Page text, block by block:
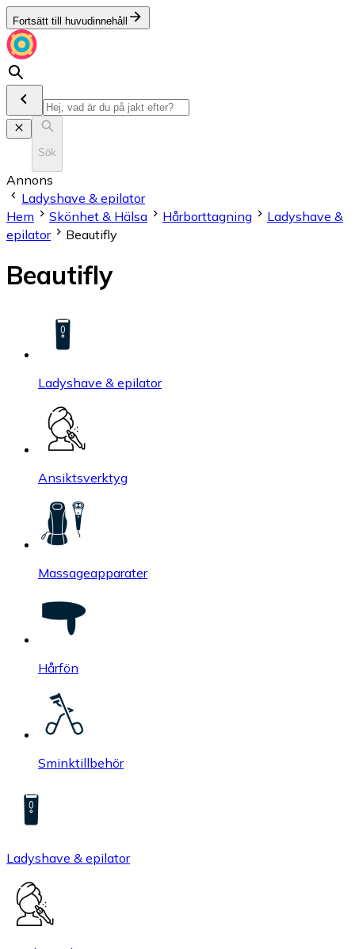
Fortsätt till huvudinnehåll
Sök
Annons
Ladyshave & epilator
Hem
Skönhet & Hälsa Hårborttagning
Ladyshave &
epilator
Beautifly
Beautifly
Ladyshave & epilator
Ansiktsverktyg
Massageapparater
Hårfön
Sminktillbehör
Ladyshave & epilator